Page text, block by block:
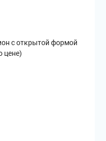
с открытой формой
цене)